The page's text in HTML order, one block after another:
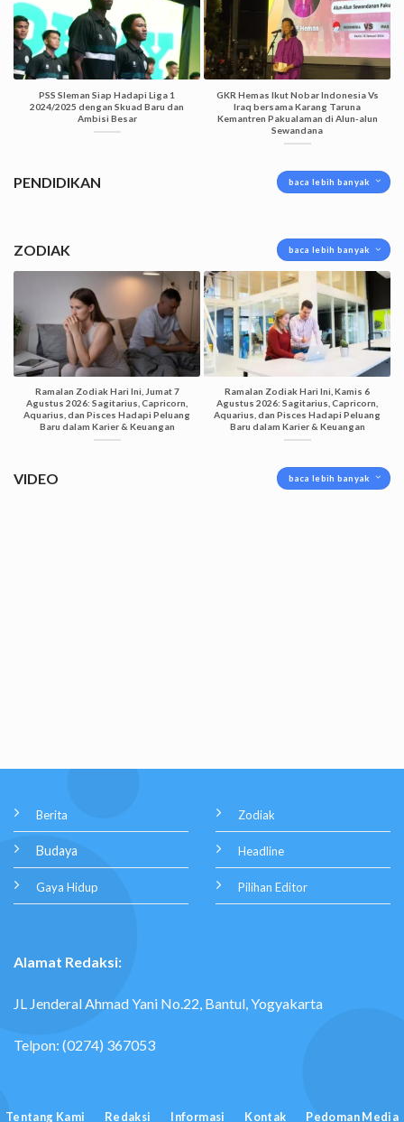
PSS Sleman Siap Hadapi Liga 1
2024/2025 dengan Skuad Baru dan
Ambisi Besar
GKR Hemas Ikut Nobar Indonesia Vs
Iraq bersama Karang Taruna
Kemantren Pakualaman di Alun-alun
Sewandana
PENDIDIKAN baca lebih banyak
ZODIAK baca lebih banyak
Ramalan Zodiak Hari Ini, Jumat 7
Agustus 2026: Sagitarius, Capricorn,
Aquarius, dan Pisces Hadapi Peluang
Baru dalam Karier & Keuangan
Ramalan Zodiak Hari Ini, Kamis 6
Agustus 2026: Sagitarius, Capricorn,
Aquarius, dan Pisces Hadapi Peluang
Baru dalam Karier & Keuangan
VIDEO baca lebih banyak
Berita
Budaya
Gaya Hidup
Zodiak
Headline
Pilihan Editor
Alamat Redaksi:
JL Jenderal Ahmad Yani No.22, Bantul, Yogyakarta
Telpon: (0274) 367053
Tentang Kami Redaksi Informasi Kontak Pedoman Media